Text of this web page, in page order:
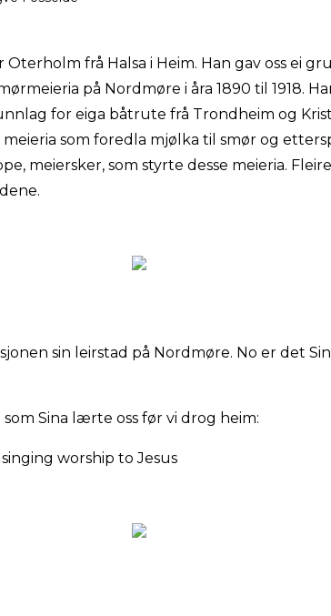
frå Halsa i Heim. Han gav oss ei
på Nordmøre i åra 1890 til 1918.
for eiga båtrute frå Trondheim og
meieria som foredla mjølka til smør og
meiersker, som styrte desse meieria.
sin leirstad på Nordmøre. No er det
Sina lærte oss før vi drog heim:
worship to Jesus